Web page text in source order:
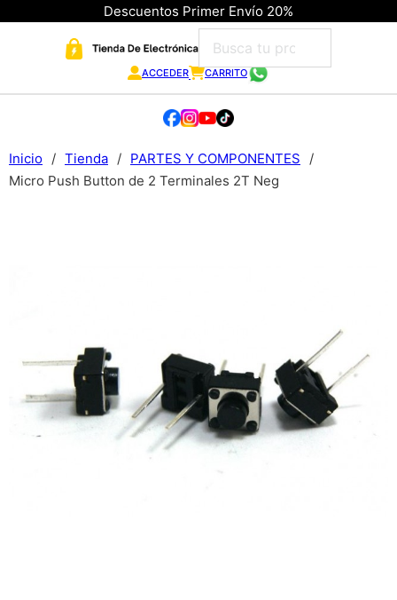
Descuentos Primer Envío 20%
ACCEDER CARRITO
Inicio / Tienda / PARTES Y COMPONENTES
/
Micro Push Button de 2 Terminales 2T Neg